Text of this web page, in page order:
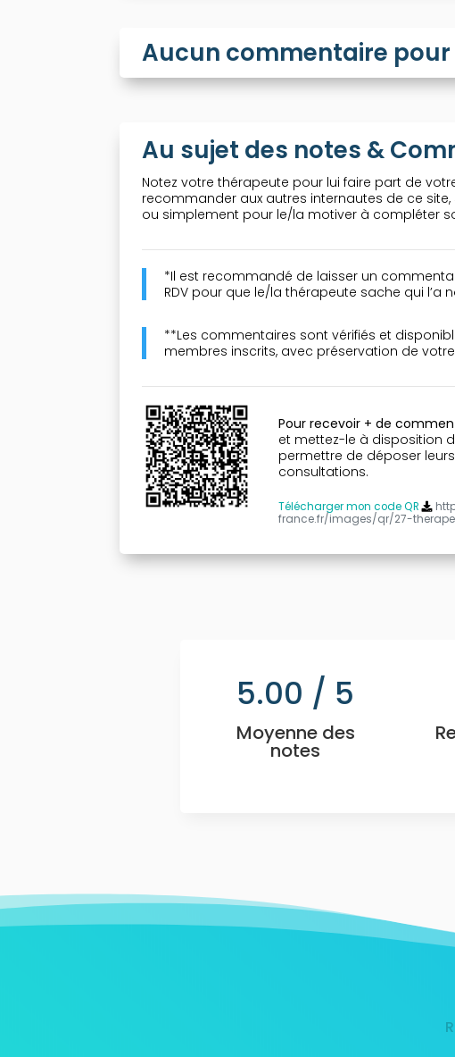
Aucun commentaire
Au sujet des notes &
Notez votre thérapeute pour lui faire part de
recommander aux autres internautes de ce
ou simplement pour le/la motiver à compléter
*Il est recommandé de laisser un
RDV pour que le/la thérapeute sache qui l’a
**Les commentaires sont vérifiés et
membres inscrits, avec préservation de
Pour recevoir + de
et mettez-le à disposition
permettre de déposer
consultations.
Télécharger mon code QR
france.fr/images/qr/27-
5.00 / 5
Moyenne des
notes